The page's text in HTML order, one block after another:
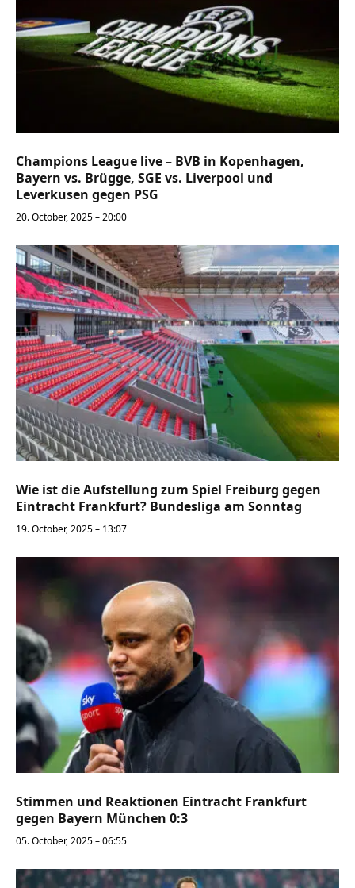
Champions League live – BVB in Kopenhagen,
Bayern vs. Brügge, SGE vs. Liverpool und
Leverkusen gegen PSG
20. October, 2025 – 20:00
Wie ist die Aufstellung zum Spiel Freiburg gegen
Eintracht Frankfurt? Bundesliga am Sonntag
19. October, 2025 – 13:07
Stimmen und Reaktionen Eintracht Frankfurt
gegen Bayern München 0:3
05. October, 2025 – 06:55